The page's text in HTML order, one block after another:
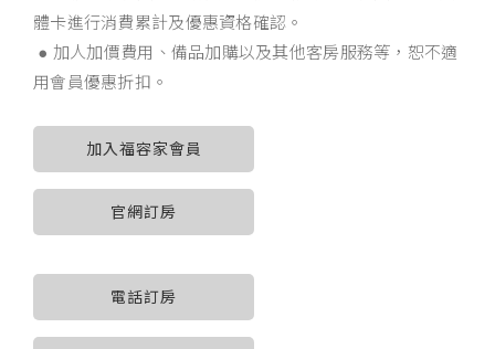
體卡進行消費累計及優惠資格確認。
● 加人加價費用、備品加購以及其他客房服務等，恕不適
用會員優惠折扣。
加入福容家會員
官網訂房
電話訂房